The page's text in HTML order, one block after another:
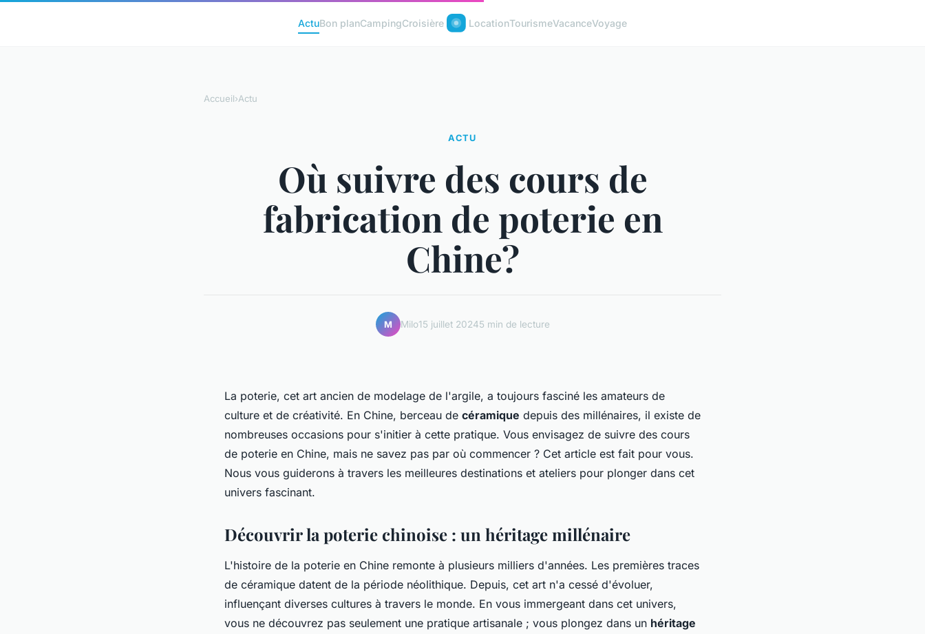
ActuBon planCampingCroisière LocationTourismeVacanceVoyage
Accueil›Actu
ACTU
Où suivre des cours de
fabrication de poterie en
Chine?
M Milo15 juillet 20245 min de lecture
La poterie, cet art ancien de modelage de l'argile, a toujours fasciné les amateurs de
culture et de créativité. En Chine, berceau de céramique depuis des millénaires, il existe de
nombreuses occasions pour s'initier à cette pratique. Vous envisagez de suivre des cours
de poterie en Chine, mais ne savez pas par où commencer ? Cet article est fait pour vous.
Nous vous guiderons à travers les meilleures destinations et ateliers pour plonger dans cet
univers fascinant.
Découvrir la poterie chinoise : un héritage millénaire
L'histoire de la poterie en Chine remonte à plusieurs milliers d'années. Les premières traces
de céramique datent de la période néolithique. Depuis, cet art n'a cessé d'évoluer,
influençant diverses cultures à travers le monde. En vous immergeant dans cet univers,
vous ne découvrez pas seulement une pratique artisanale ; vous plongez dans un héritage